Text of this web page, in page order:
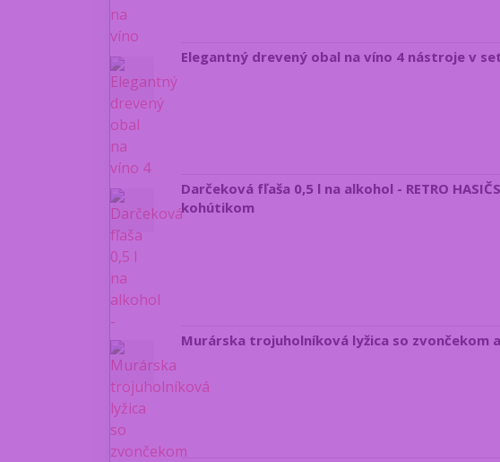
Elegantný drevený obal na víno 4 nástroje v
Darčeková fľaša 0,5 l na alkohol - RETRO
kohútikom
Murárska trojuholníková lyžica so zvončekom